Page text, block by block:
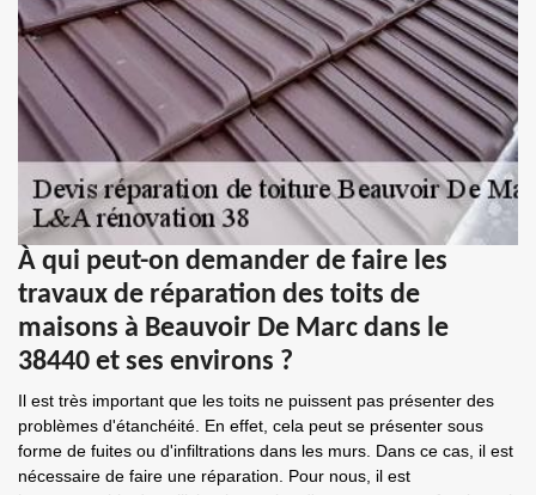
À qui peut-on demander de faire les
travaux de réparation des toits de
maisons à Beauvoir De Marc dans le
38440 et ses environs ?
Il est très important que les toits ne puissent pas présenter des
problèmes d'étanchéité. En effet, cela peut se présenter sous
forme de fuites ou d'infiltrations dans les murs. Dans ce cas, il est
nécessaire de faire une réparation. Pour nous, il est